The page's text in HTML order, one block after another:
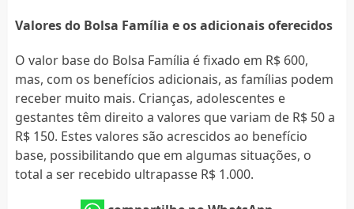
Valores do Bolsa Família e os adicionais oferecidos
O valor base do Bolsa Família é fixado em R$ 600,
mas, com os benefícios adicionais, as famílias podem
receber muito mais. Crianças, adolescentes e
gestantes têm direito a valores que variam de R$ 50 a
R$ 150. Estes valores são acrescidos ao benefício
base, possibilitando que em algumas situações, o
total a ser recebido ultrapasse R$ 1.000.